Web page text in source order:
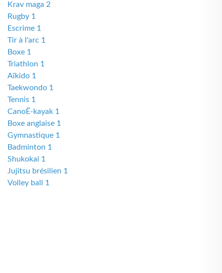
Krav maga 2
Rugby 1
Escrime 1
Tir à l'arc 1
Boxe 1
Triathlon 1
Aïkido 1
Taekwondo 1
Tennis 1
CanoË-kayak 1
Boxe anglaise 1
Gymnastique 1
Badminton 1
Shukokai 1
Jujitsu brésilien 1
Volley ball 1